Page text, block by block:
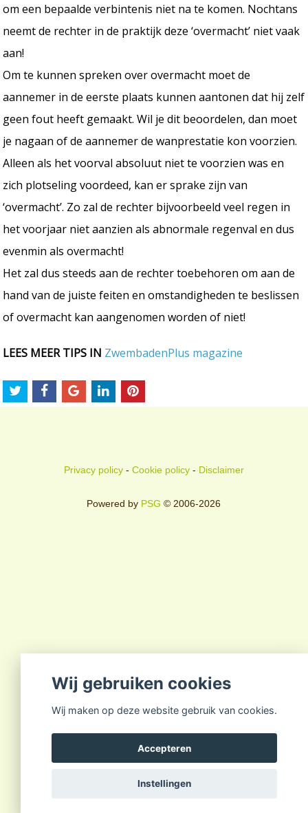
om een bepaalde verbintenis niet na te komen. Nochtans
neemt de rechter in de praktijk deze ‘overmacht’ niet vaak
aan!
Om te kunnen spreken over overmacht moet de
aannemer in de eerste plaats kunnen aantonen dat hij zelf
geen fout heeft gemaakt. Wil je dit beoordelen, dan moet
je nagaan of de aannemer de wanprestatie kon voorzien.
Alleen als het voorval absoluut niet te voorzien was en
zich plotseling voordeed, kan er sprake zijn van
‘overmacht’. Zo zal de rechter bijvoorbeeld veel regen in
het voorjaar niet aanzien als abnormale regenval en dus
evenmin als overmacht!
Het zal dus steeds aan de rechter toebehoren om aan de
hand van de juiste feiten en omstandigheden te beslissen
of overmacht kan aangenomen worden of niet!
LEES MEER TIPS IN ZwembadenPlus magazine
Privacy policy- Cookie policy- Disclaimer
Powered by PSG © 2006-2026
Wij gebruiken cookies
Wij maken op deze website gebruik van cookies.
Accepteren
Instellingen